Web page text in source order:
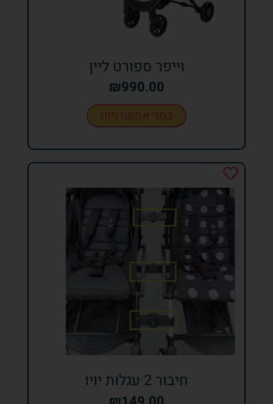
וייפר ספורט ליין
₪990.00
בחר אפשרויות
חיבור 2 עגלות יויו